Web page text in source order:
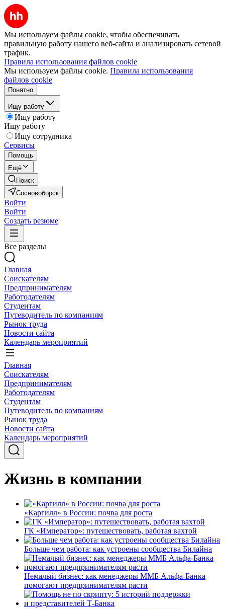
Мы используем файлы cookie, чтобы обеспечивать
правильную работу нашего веб-сайта и анализировать сетевой
трафик.
Правила использования файлов cookie
Мы используем файлы cookie. Правила использования
файлов cookie
Понятно
Ищу работу
Ищу работу
Ищу работу
Ищу сотрудника
Сервисы
Помощь
Ещё
Поиск
Сосновоборск
Войти
Войти
Создать резюме
Все разделы
Главная
Соискателям
Предпринимателям
Работодателям
Студентам
Путеводитель по компаниям
Рынок труда
Новости сайта
Календарь мероприятий
Главная
Соискателям
Предпринимателям
Работодателям
Студентам
Путеводитель по компаниям
Рынок труда
Новости сайта
Календарь мероприятий
Жизнь в компании
«Каргилл» в России: почва для роста
ГК «Император»: путешествовать, работая вахтой
Больше чем работа: как устроены сообщества Билайна
Немалый бизнес: как менеджеры ММБ Альфа-Банка
помогают предпринимателям расти